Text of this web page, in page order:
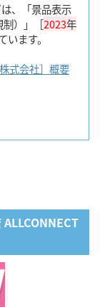
、「景品表示
制）」［2023年
います。
式会社］概要